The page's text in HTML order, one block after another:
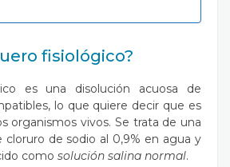
fisiológico?
es una disolución acuosa de
lo que quiere decir que es
organismos vivos. Se trata de una
cloruro de sodio al 0,9% en agua y
como solución salina normal.